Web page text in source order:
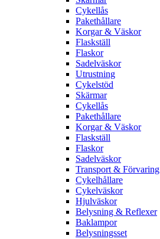
Cykellås
Pakethållare
Korgar & Väskor
Flaskställ
Flaskor
Sadelväskor
Utrustning
Cykelstöd
Skärmar
Cykellås
Pakethållare
Korgar & Väskor
Flaskställ
Flaskor
Sadelväskor
Transport & Förvaring
Cykelhållare
Cykelväskor
Hjulväskor
Belysning & Reflexer
Baklampor
Belysningsset